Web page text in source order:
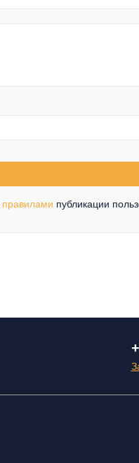
правилами публикации